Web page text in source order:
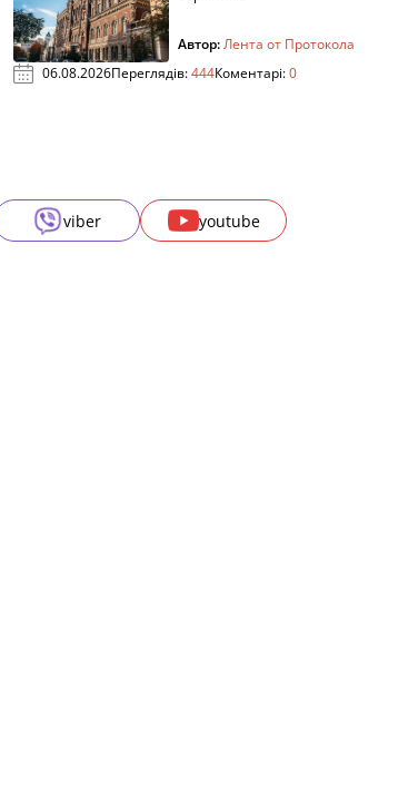
Автор:Лента от Протокола
06.08.2026Переглядів:444Коментарі:0
viber youtube